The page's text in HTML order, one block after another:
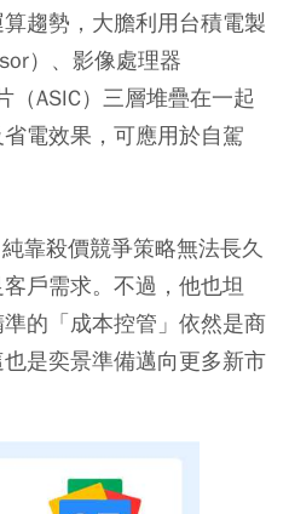
趨勢，大膽利用台積電製
）、影像處理器
（ASIC）三層堆疊在一起
電效果，可應用於自駕
靠殺價競爭策略無法長久
戶需求。不過，他也坦
的「成本控管」依然是商
是奕景準備邁向更多新市